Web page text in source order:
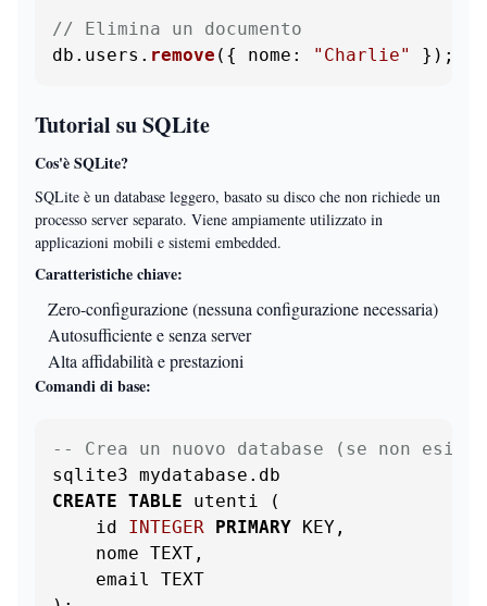
// Elimina un documento
db. users . remove ({ nome : "Charlie" });
Tutorial su SQLite
Cos'è SQLite?
SQLite è un database leggero, basato su disco che non richiede un
processo server separato. Viene ampiamente utilizzato in
applicazioni mobili e sistemi embedded.
Caratteristiche chiave:
Zero-configurazione (nessuna configurazione necessaria)
Autosufficiente e senza server
Alta affidabilità e prestazioni
Comandi di base:
-- Crea un nuovo database (se non
CREATE TABLE utenti (
    id
INTEGER PRIMARY KEY,
    nome TEXT,
    email TEXT